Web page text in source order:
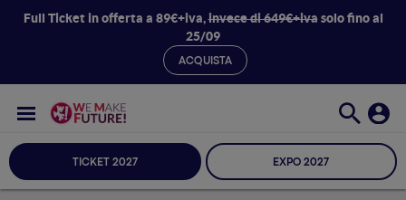
Full Ticket in offerta a 89€+iva,invece di 649€+ivasolo fino al
25/09
ACQUISTA
TICKET 2027 EXPO 2027